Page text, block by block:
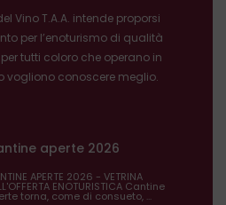
Vino T.A.A. intende proporsi
per l’enoturismo di qualità
tutti coloro che operano in
vogliono conoscere meglio.
aperte 2026
APERTE 2026 - VETRINA
ENOTURISTICA Cantine
torna, come di consueto, ...